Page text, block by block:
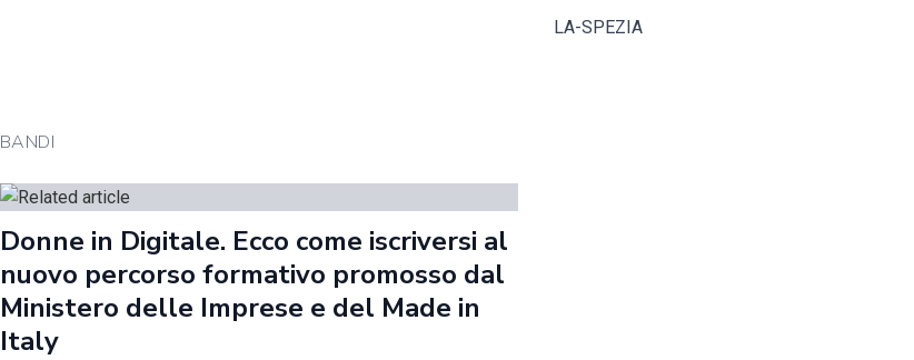
BANDI
Donne in Digitale. Ecco come iscriversi al
nuovo percorso formativo promosso dal
Ministero delle Imprese e del Made in
Italy
LA-SPEZIA